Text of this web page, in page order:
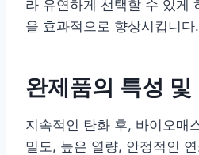
라 유연하게 선택할 수 있게
을 효과적으로 향상시킵니다.
완제품의 특성 및
지속적인 탄화 후, 바이오매
밀도, 높은 열량, 안정적인